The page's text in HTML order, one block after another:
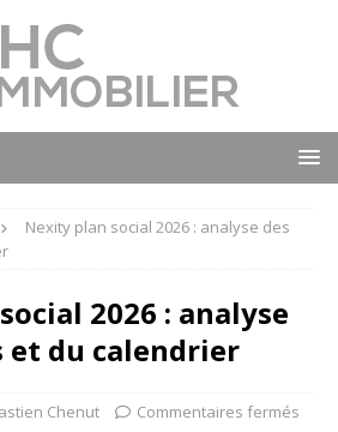
Nexity plan social 2026 : analyse des
2026 : analyse
et du calendrier
Chenut Commentaires fermés